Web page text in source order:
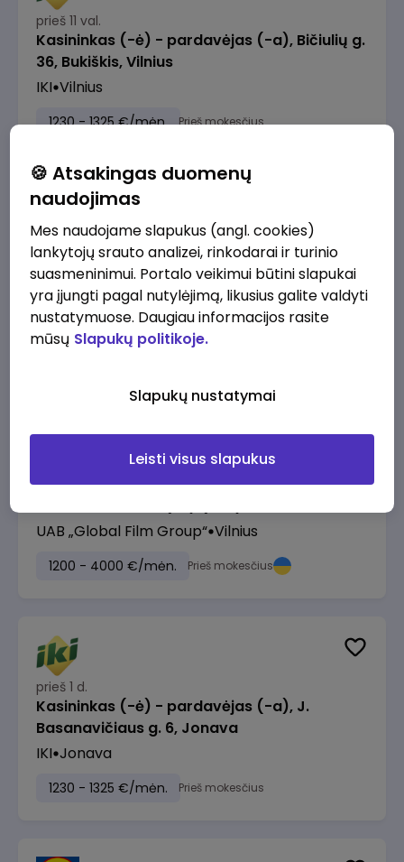
prieš 11 val.
Kasininkas (-ė) - pardavėjas (-a), Bičiulių g.
36, Bukiškis, Vilnius
IKI Vilnius
1230 - 1325 €/mėn. Prieš mokesčius
prieš 14 val.
Kasininkas (-ė) - pardavėjas (-a), Chemikų
g. 1, Jonava
IKI Jonava
1230 - 1325 €/mėn. Prieš mokesčius
Pardavimų vadybininkas (-ė) / Biuro
UAB „Global Film Group“ Vilnius
1200 - 4000 €/mėn. Prieš mokesčius
prieš 1 d.
Kasininkas (-ė) - pardavėjas (-a), J.
Basanavičiaus g. 6, Jonava
IKI Jonava
1230 - 1325 €/mėn. Prieš mokesčius
🍪 Atsakingas duomenų
naudojimas
Mes naudojame slapukus (angl. cookies)
lankytojų srauto analizei, rinkodarai ir turinio
suasmeninimui. Portalo veikimui būtini slapukai
yra įjungti pagal nutylėjimą, likusius galite valdyti
nustatymuose. Daugiau informacijos rasite
mūsų Slapukų politikoje.
Slapukų nustatymai
Leisti visus slapukus